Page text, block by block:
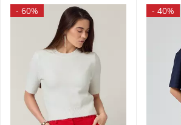
- 60% - 40%